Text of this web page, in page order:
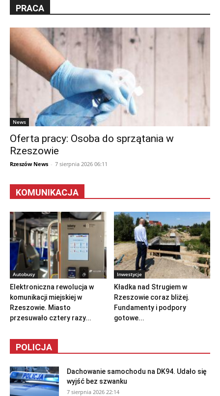
PRACA
News
Oferta pracy: Osoba do sprzątania w
Rzeszowie
Rzeszów News - 7 sierpnia 2026 06:11
KOMUNIKACJA
Autobusy
Elektroniczna rewolucja w
komunikacji miejskiej w
Rzeszowie. Miasto
przesuwało cztery razy...
Inwestycje
Kładka nad Strugiem w
Rzeszowie coraz bliżej.
Fundamenty i podpory
gotowe...
POLICJA
Dachowanie samochodu na DK94. Udało się
wyjść bez szwanku
7 sierpnia 2026 22:14